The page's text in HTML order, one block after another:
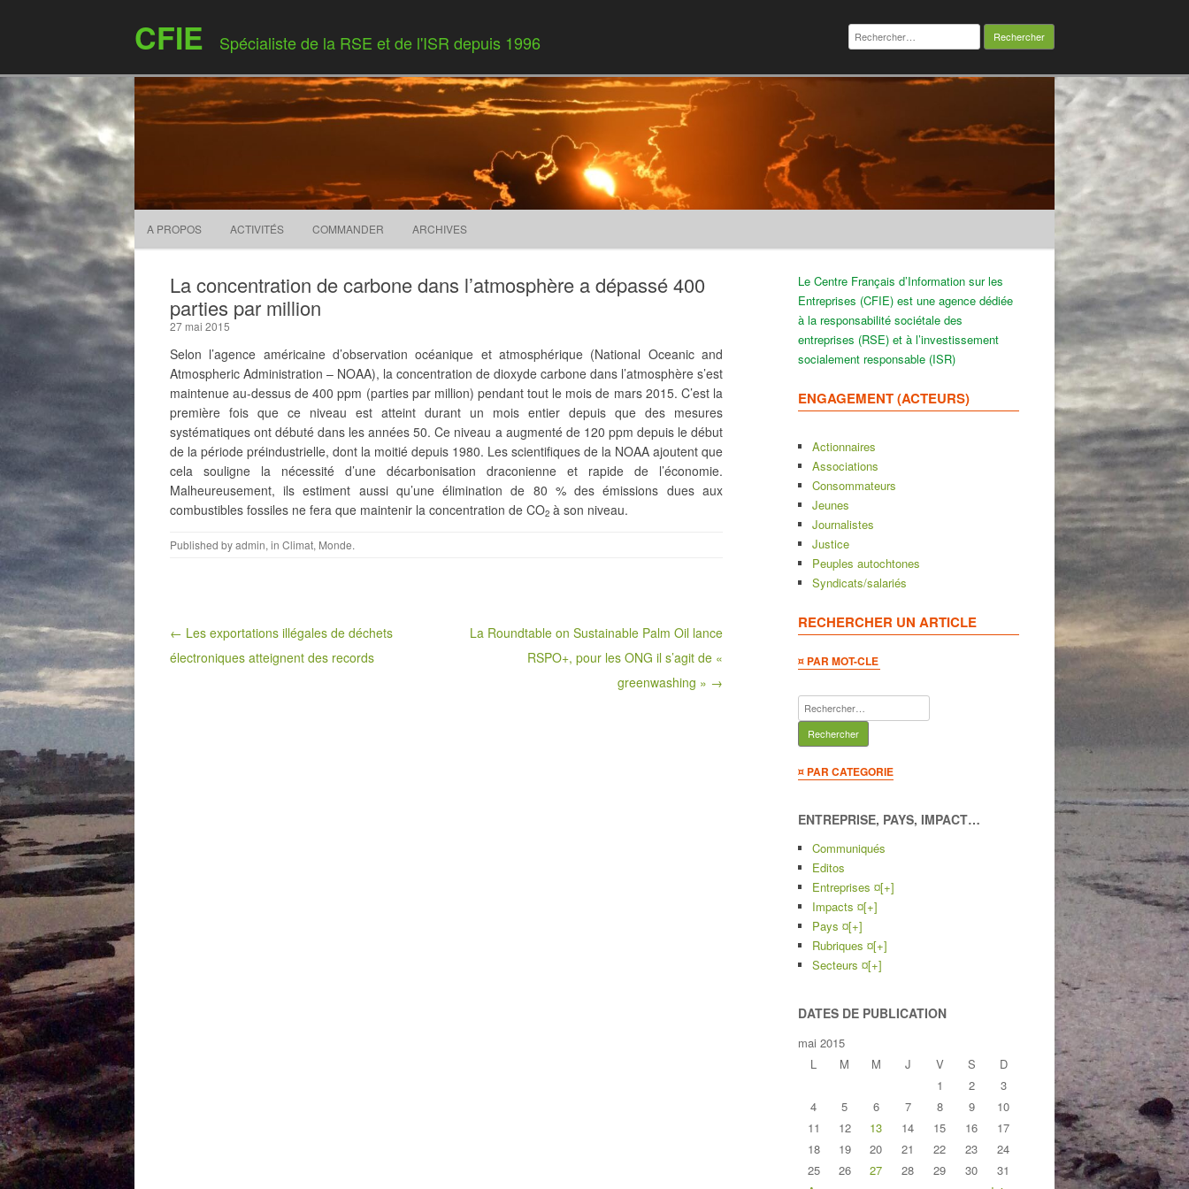
CFIE Spécialiste de la RSE et de l'ISR depuis 1996
Rechercher :
Skip to content
A PROPOS ACTIVITÉS COMMANDER ARCHIVES
La concentration de carbone dans l’atmosphère a dépassé 400
parties par million
27 mai 2015
Selon l’agence américaine d’observation océanique et atmosphérique (National Oceanic and
Atmospheric Administration – NOAA), la concentration de dioxyde carbone dans l’atmosphère s’est
maintenue au-dessus de 400 ppm (parties par million) pendant tout le mois de mars 2015. C’est la
première fois que ce niveau est atteint durant un mois entier depuis que des mesures
systématiques ont débuté dans les années 50. Ce niveau a augmenté de 120 ppm depuis le début
de la période préindustrielle, dont la moitié depuis 1980. Les scientifiques de la NOAA ajoutent que
cela souligne la nécessité d’une décarbonisation draconienne et rapide de l’économie.
Malheureusement, ils estiment aussi qu’une élimination de 80 % des émissions dues aux
combustibles fossiles ne fera que maintenir la concentration de CO2 à son niveau.
Published byadmin, in Climat, Monde.
Post navigation
← Les exportations illégales de déchets
électroniques atteignent des records
La Roundtable on Sustainable Palm Oil lance
RSPO+, pour les ONG il s’agit de «
greenwashing » →
Le Centre Français d’Information sur les
Entreprises (CFIE) est une agence dédiée
à la responsabilité sociétale des
entreprises (RSE) et à l’investissement
socialement responsable (ISR)
ENGAGEMENT (ACTEURS)
Actionnaires
Associations
Consommateurs
Jeunes
Journalistes
Justice
Peuples autochtones
Syndicats/salariés
RECHERCHER UN ARTICLE
¤ PAR MOT-CLE
Rechercher :
¤ PAR CATEGORIE
ENTREPRISE, PAYS, IMPACT…
Communiqués
Editos
Entreprises ¤[+]
Impacts ¤[+]
Pays ¤[+]
Rubriques ¤[+]
Secteurs ¤[+]
DATES DE PUBLICATION
mai 2015
L
M M J V S
D
1
2
3
4
5 6 7 8 9
10
11
12 13 14 15 16
17
18
19 20 21 22 23
24
25
26 27 28 29 30
31